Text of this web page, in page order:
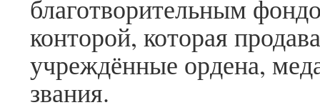
благотворительным
конторой, которая
учреждённые ордена,
звания.